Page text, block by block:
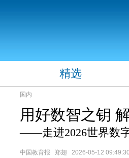
精选
国内
用好数智之钥
——走进2026世界数
中国教育报 郑翅 2026-05-12 09:49:30